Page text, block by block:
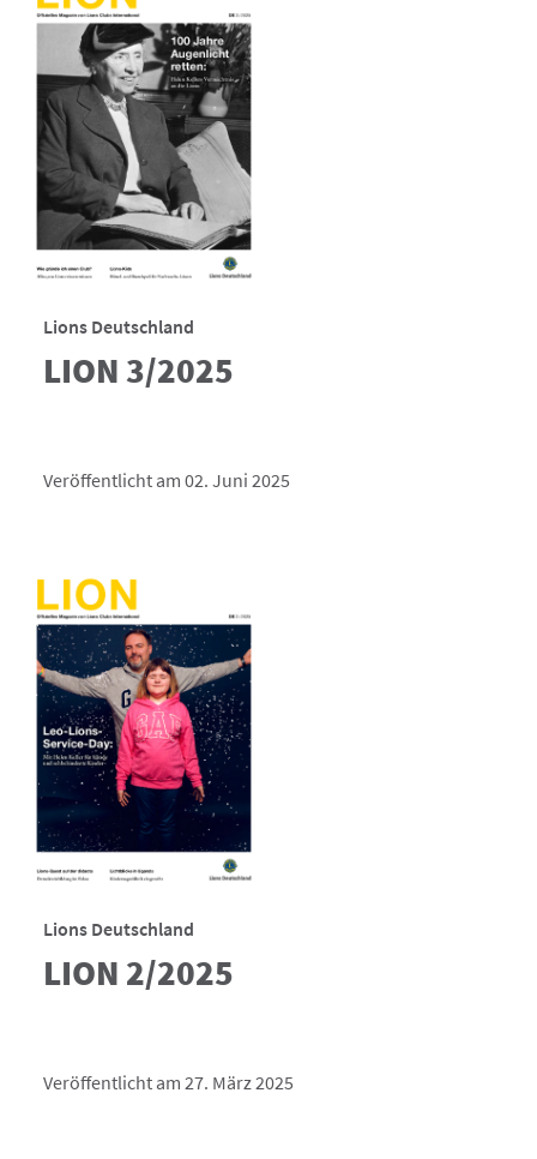
Lions Deutschland
LION 3/2025
Veröffentlicht am 02. Juni 2025
Lions Deutschland
LION 2/2025
Veröffentlicht am 27. März 2025